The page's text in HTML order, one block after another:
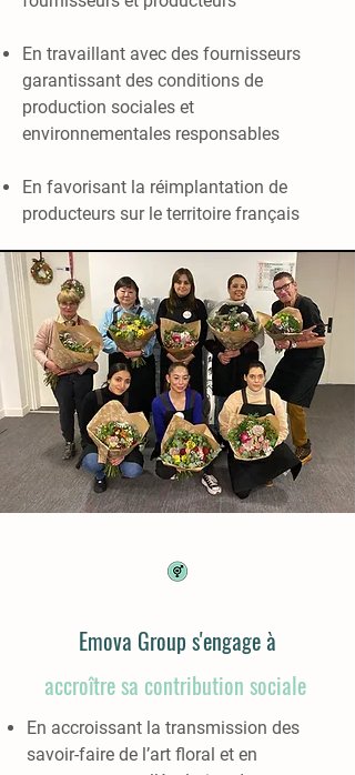
En travaillant avec des fournisseurs
garantissant des conditions de
production sociales et
environnementales responsables
En favorisant la réimplantation de
producteurs sur le territoire français
Emova Group s'engage à
accroître sa contribution sociale
En accroissant la transmission des
savoir-faire de l’art floral et en